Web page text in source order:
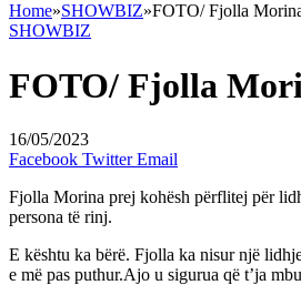
Home»SHOWBIZ»FOTO/ Fjolla
SHOWBIZ
FOTO/ Fjolla
16/05/2023
Facebook Twitter Email
Fjolla Morina prej kohësh përflitej për
persona të rinj.
E kështu ka bërë. Fjolla ka nisur një
e më pas puthur.Ajo u sigurua që t’ja